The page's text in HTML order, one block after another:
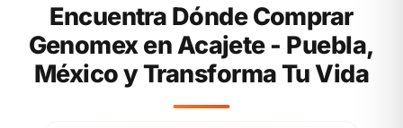
Encuentra Dónde Comprar
Genomex en Acajete - Puebla,
México y Transforma Tu Vida